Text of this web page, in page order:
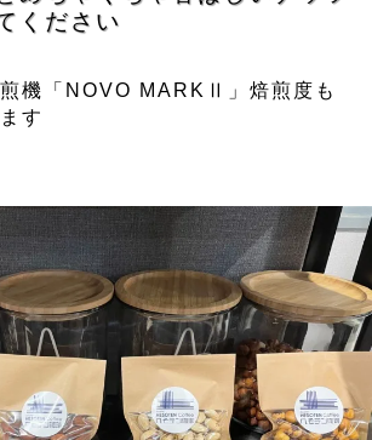
ください
機「NOVO MARKⅡ」焙煎度も
す